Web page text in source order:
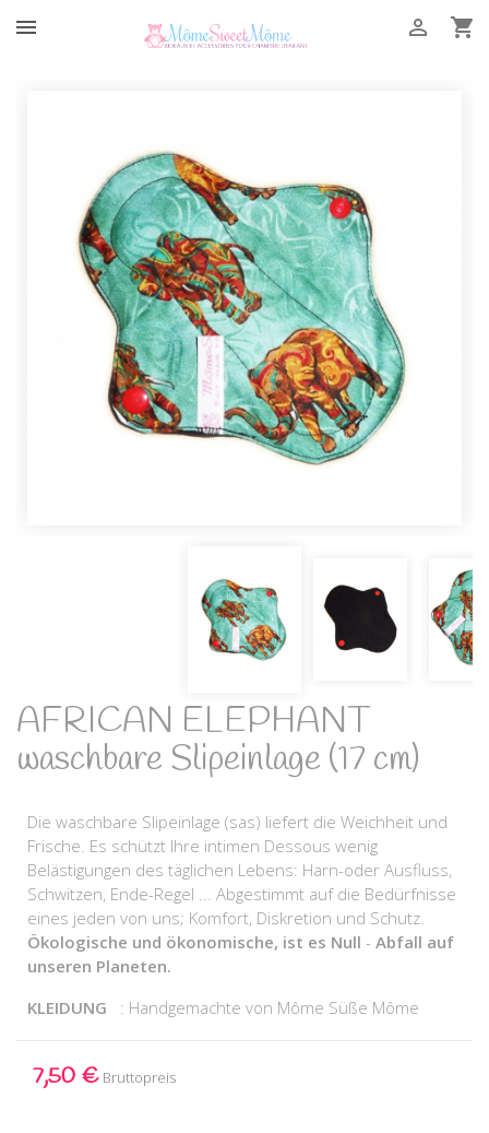
 

AFRICAN ELEPHANT
waschbare Slipeinlage (17 cm)
Die waschbare Slipeinlage (sas) liefert die Weichheit und
Frische. Es schützt Ihre intimen Dessous wenig
Belästigungen des täglichen Lebens: Harn-oder Ausfluss,
Schwitzen, Ende-Regel ... Abgestimmt auf die Bedürfnisse
eines jeden von uns; Komfort, Diskretion und Schutz.
Ökologische und ökonomische, ist es Null - Abfall auf
unseren Planeten.
KLEIDUNG : Handgemachte von Môme Süße Môme
7,50 € Bruttopreis